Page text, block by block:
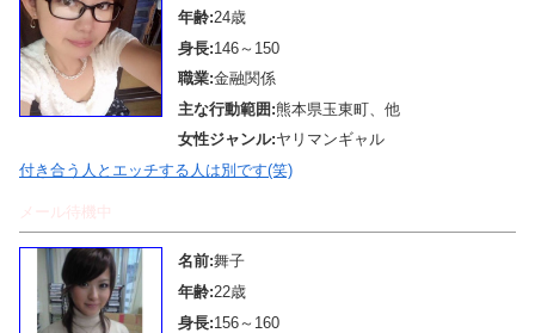
年齢:24歳
身長:146～150
職業:金融関係
主な行動範囲:熊本県玉東町、他
女性ジャンル:ヤリマンギャル
付き合う人とエッチする人は別です(笑)
メール待機中
名前:舞子
年齢:22歳
身長:156～160